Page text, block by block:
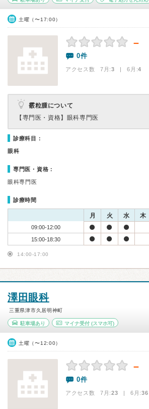
土曜（〜17:00）
－
0件
アクセス数 7月:3 | 6月:4
霰粒腫について
【専門医・資格】 眼科専門医
診療科目：
眼科
専門医・資格：
眼科専門医
診療時間
月 火 水 木
09:00-12:00
15:00-18:30
14:00-17:00
澤田眼科
三重県津市久居明神町
駐車場あり マイナ受付(スマホ可)
土曜（〜12:00）
－
0件
アクセス数 7月:23 | 6月:36